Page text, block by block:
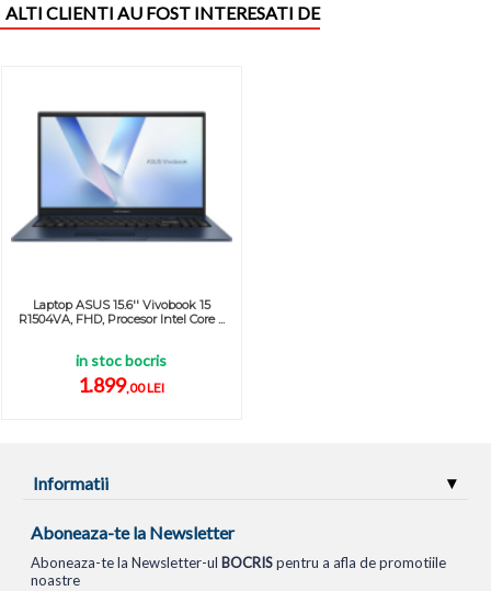
ALTI CLIENTI AU FOST INTERESATI DE
Laptop ASUS 15.6'' Vivobook 15
R1504VA, FHD, Procesor Intel Core ...
in stoc bocris
1.899,00 LEI
Informatii
Aboneaza-te la Newsletter
Aboneaza-te la Newsletter-ul BOCRISpentru a afla de promotiile
noastre